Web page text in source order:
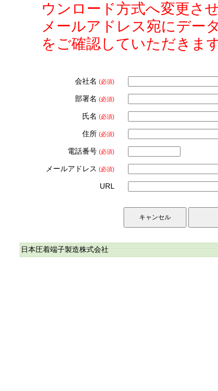
ウンロード方式へ変更さ
メールアドレス宛にデー
をご確認していただきま
会社名 (必須)
部署名 (必須)
氏名 (必須)
住所 (必須)
電話番号 (必須)
メールアドレス (必須)
URL
日本圧着端子製造株式会社